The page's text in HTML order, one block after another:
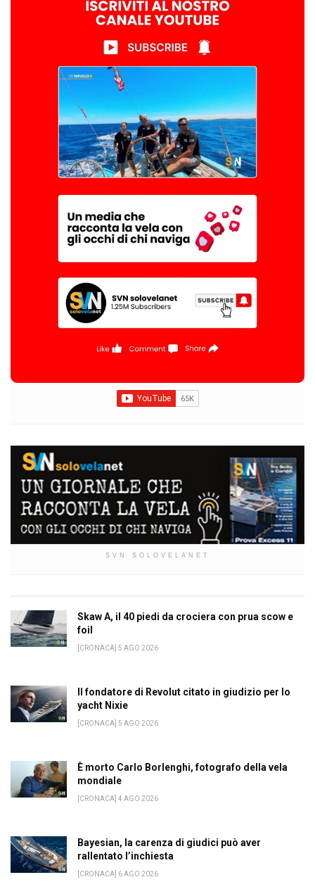
SVN SOLOVELANET
Skaw A, il 40 piedi da crociera con prua scow e
foil
[CRONACA] 5 AGO 2026
Il fondatore di Revolut citato in giudizio per lo
yacht Nixie
[CRONACA] 5 AGO 2026
È morto Carlo Borlenghi, fotografo della vela
mondiale
[CRONACA] 4 AGO 2026
Bayesian, la carenza di giudici può aver
rallentato l’inchiesta
[CRONACA] 6 AGO 2026